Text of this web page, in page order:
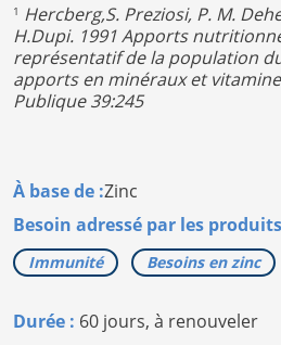
1 Hercberg,S. Preziosi, P. M.
H.Dupi. 1991 Apports
représentatif de la population
apports en minéraux et
Publique 39:245
À base de :Zinc
Besoin adressé par les
Immunité Besoins en zinc
Durée : 60 jours, à renouveler